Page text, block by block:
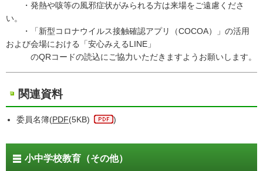
・発熱や咳等の風邪症状がみられる方は来場をご遠慮くださ
い。
・「新型コロナウイルス接触確認アプリ（COCOA）」の活用
および会場における「安心みえるLINE」
のQRコードの読込にご協力いただきますようお願いします。
関連資料
委員名簿(PDF(5KB) )
小中学校教育（その他）